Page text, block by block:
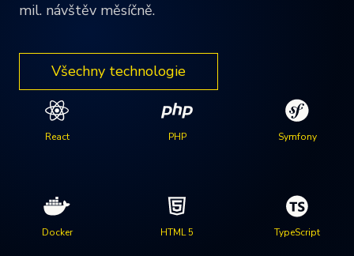
React PHP Symfony
Docker HTML 5 TypeScript
mil. návštěv měsíčně.
Všechny technologie